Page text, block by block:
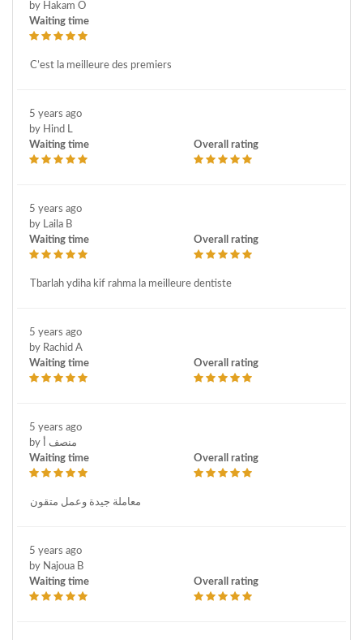
by Hakam O
Waiting time
C’est la meilleure des premiers
5 years ago
by Hind L
Waiting time
Overall rating
5 years ago
by Laila B
Waiting time
Overall rating
Tbarlah ydiha kif rahma la meilleure dentiste
5 years ago
by Rachid A
Waiting time
Overall rating
5 years ago
by منصف أ
Waiting time
Overall rating
معاملة جيدة وعمل متقون
5 years ago
by Najoua B
Waiting time
Overall rating